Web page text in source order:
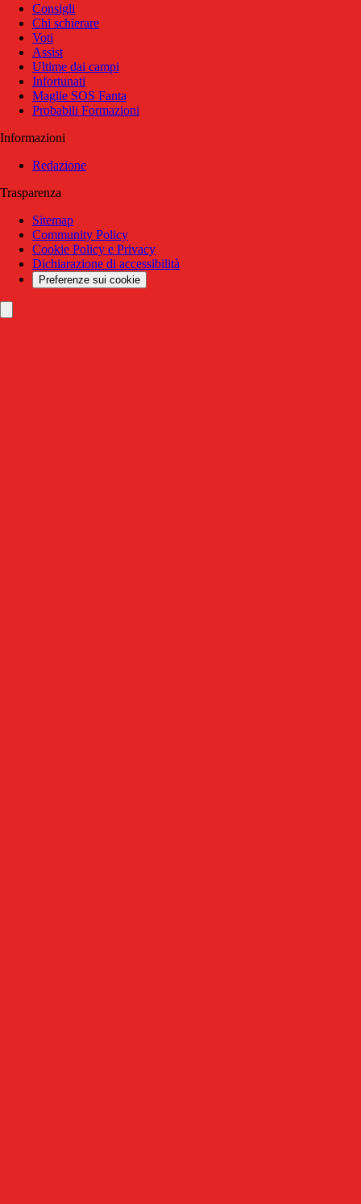
Consigli
Chi schierare
Voti
Assist
Ultime dai campi
Infortunati
Maglie SOS Fanta
Probabili Formazioni
Informazioni
Redazione
Trasparenza
Sitemap
Community Policy
Cookie Policy e Privacy
Dichiarazione di accessibilità
Preferenze sui cookie